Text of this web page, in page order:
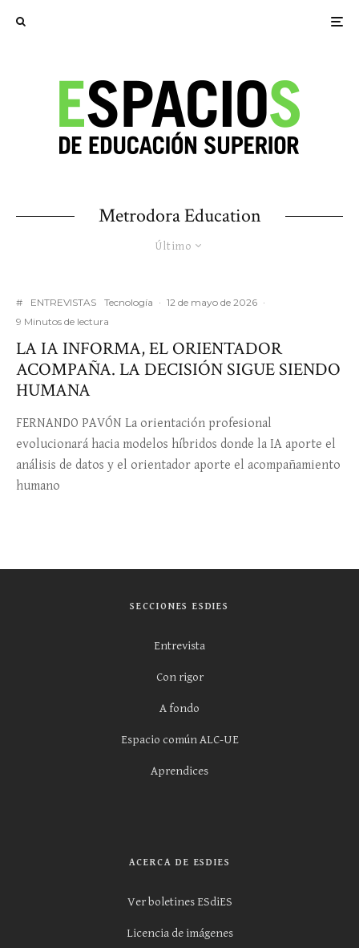
Metrodora Education
Último
# ENTREVISTAS Tecnología · 12 de mayo de 2026 ·
9 Minutos de lectura
LA IA INFORMA, EL ORIENTADOR
ACOMPAÑA. LA DECISIÓN SIGUE SIENDO
HUMANA
FERNANDO PAVÓN La orientación profesional
evolucionará hacia modelos híbridos donde la IA aporte el
análisis de datos y el orientador aporte el acompañamiento
humano
SECCIONES ESDIES
Entrevista
Con rigor
A fondo
Espacio común ALC-UE
Aprendices
ACERCA DE ESDIES
Ver boletines ESdiES
Licencia de imágenes